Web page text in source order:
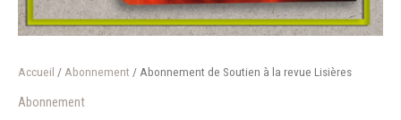
Accueil / Abonnement / Abonnement de Soutien à la revue Lisières
Abonnement